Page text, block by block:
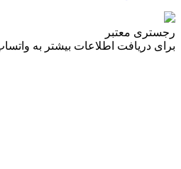
رجستری معتبر
برای دریافت اطلاعات بیشتر به